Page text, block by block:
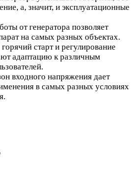
а, значит, и эксплуатационные
от генератора позволяет
на самых разных объектах.
старт и регулирование
адаптацию к различным
входного напряжения дает
в самых разных условиях